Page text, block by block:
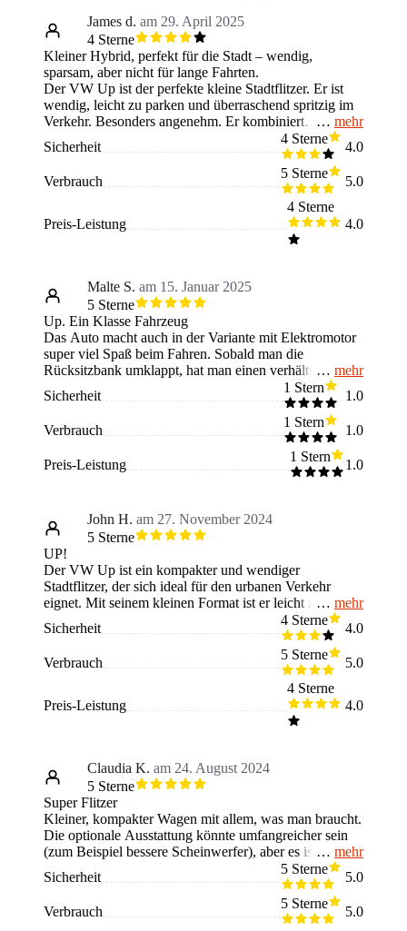
James d. am 29. April 2025
4 Sterne
Kleiner Hybrid, perfekt für die Stadt – wendig,
sparsam, aber nicht für lange Fahrten.
Der VW Up ist der perfekte kleine Stadtflitzer. Er ist
wendig, leicht zu parken und überraschend spritzig im
Verkehr. Besonders angenehm. Er kombiniert
sparsamen Verbrauch mit leisem Fahren. Wer oft in der
Stadt unterwegs ist oder ein Zweitauto sucht, wird sich
schnell wohlfühlen. Der Innenraum ist schlicht, aber
clever gelöst – es gibt genug Platz für zwei Erwachsene
und etwas Einkauf. Auf der Autobahn fehlt ihm
allerdings Kraft und Komfort. Er ist ideal für junge
Fahrer, Stadtbewohner oder als praktischer Begleiter für
mehr
Sicherheit
4 Sterne
4.0
Verbrauch
5 Sterne
5.0
Preis-Leistung
4 Sterne
4.0
Malte S. am 15. Januar 2025
5 Sterne
Up. Ein Klasse Fahrzeug
Das Auto macht auch in der Variante mit Elektromotor
super viel Spaß beim Fahren. Sobald man die
Rücksitzbank umklappt, hat man einen verhältnismäßig
großen Kofferraum. Die Tankklappe ist leider beim
Laden abgebrochen, da sollte man auf jeden Fall
mehr
Sicherheit
1 Stern
1.0
Verbrauch
1 Stern
1.0
Preis-Leistung
1 Stern
1.0
John H. am 27. November 2024
5 Sterne
UP!
Der VW Up ist ein kompakter und wendiger
Stadtflitzer, der sich ideal für den urbanen Verkehr
eignet. Mit seinem kleinen Format ist er leicht zu
parken und bietet dennoch überraschend viel Platz im
Innenraum. Die sparsamen Motoren machen ihn zu
einem kosteneffizienten Fahrzeug und die gute
Verarbeitung sorgt für ein angenehmes Fahrgefühl. Ein
möglicher Nachteil könnte die etwas einfache
Ausstattung sein, die im Vergleich zu anderen Modellen
vielleicht weniger luxuriös wirkt. Insgesamt ist der VW
mehr
Sicherheit
4 Sterne
4.0
Verbrauch
5 Sterne
5.0
Preis-Leistung
4 Sterne
4.0
Claudia K. am 24. August 2024
5 Sterne
Super Flitzer
Kleiner, kompakter Wagen mit allem, was man braucht.
Die optionale Ausstattung könnte umfangreicher sein
(zum Beispiel bessere Scheinwerfer), aber es ist
ausreichend, wenn man auf einiges verzichten kann.
Tolles Auto für Singles und Fahranfänger. Würde ich
mehr
Sicherheit
5 Sterne
5.0
Verbrauch
5 Sterne
5.0